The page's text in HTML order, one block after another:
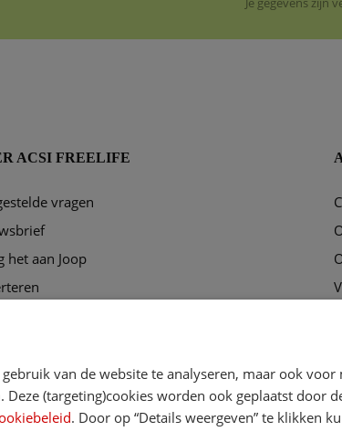
ACSI FREELIFE
vragen
het aan Joop
van de website te analyseren, maar ook
(targeting)cookies worden ook geplaatst door
. Door op “Details weergeven” te klikken